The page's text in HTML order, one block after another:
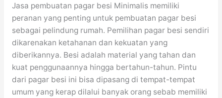
Jasa pembuatan pagar besi Minimalis memiliki
peranan yang penting untuk pembuatan pagar besi
sebagai pelindung rumah. Pemilihan pagar besi sendiri
dikarenakan ketahanan dan kekuatan yang
diberikannya. Besi adalah material yang tahan dan
kuat penggunaannya hingga bertahun-tahun. Pintu
dari pagar besi ini bisa dipasang di tempat-tempat
umum yang kerap dilalui banyak orang sebab memiliki